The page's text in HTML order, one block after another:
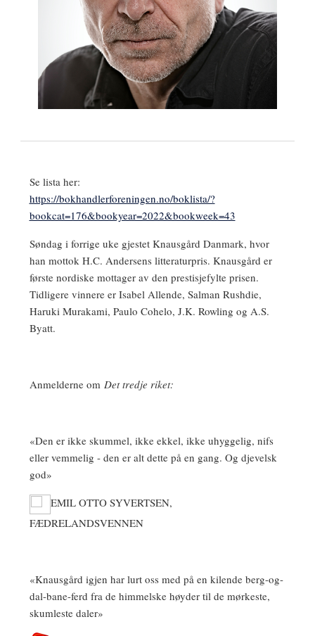
Se lista her:
https://bokhandlerforeningen.no/boklista/?
bookcat=176&bookyear=2022&bookweek=43
Søndag i forrige uke gjestet Knausgård Danmark, hvor
han mottok H.C. Andersens litteraturpris. Knausgård er
første nordiske mottager av den prestisjefylte prisen.
Tidligere vinnere er Isabel Allende, Salman Rushdie,
Haruki Murakami, Paulo Cohelo, J.K. Rowling og A.S.
Byatt.
Anmelderne om Det tredje riket:
«Den er ikke skummel, ikke ekkel, ikke uhyggelig, nifs
eller vemmelig - den er alt dette på en gang. Og djevelsk
god»
EMIL OTTO SYVERTSEN,
FÆDRELANDSVENNEN
«Knausgård igjen har lurt oss med på en kilende berg-og-
dal-bane-ferd fra de himmelske høyder til de mørkeste,
skumleste daler»